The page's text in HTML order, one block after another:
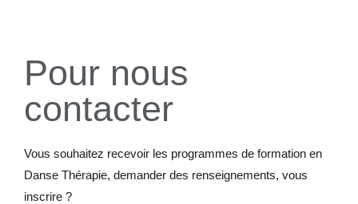
Pour nous
contacter
Vous souhaitez recevoir les programmes de formation en
Danse Thérapie, demander des renseignements, vous
inscrire ?